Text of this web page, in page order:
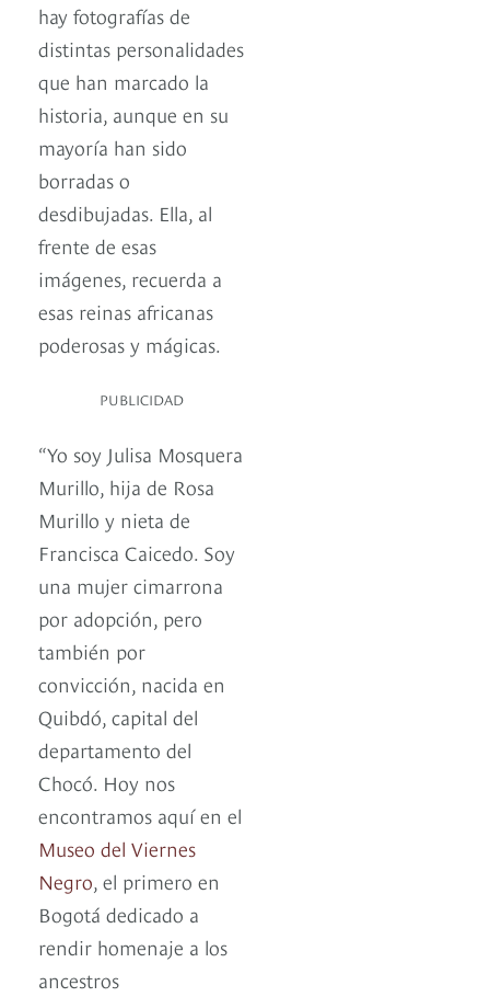
hay fotografías de
distintas personalidades
que han marcado la
historia, aunque en su
mayoría han sido
borradas o
desdibujadas. Ella, al
frente de esas
imágenes, recuerda a
esas reinas africanas
poderosas y mágicas.
PUBLICIDAD
“Yo soy Julisa Mosquera
Murillo, hija de Rosa
Murillo y nieta de
Francisca Caicedo. Soy
una mujer cimarrona
por adopción, pero
también por
convicción, nacida en
Quibdó, capital del
departamento del
Chocó. Hoy nos
encontramos aquí en el
Museo del Viernes
Negro, el primero en
Bogotá dedicado a
rendir homenaje a los
ancestros